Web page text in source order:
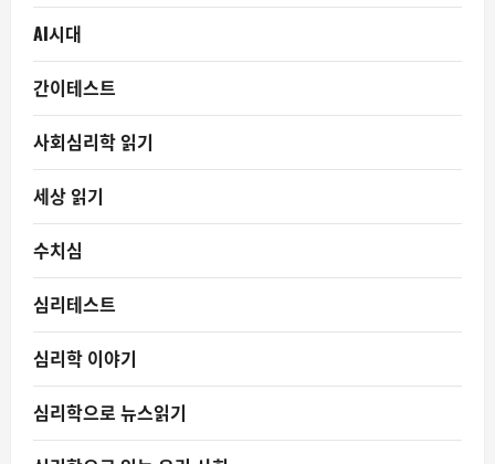
AI시대
간이테스트
사회심리학 읽기
세상 읽기
수치심
심리테스트
심리학 이야기
심리학으로 뉴스읽기